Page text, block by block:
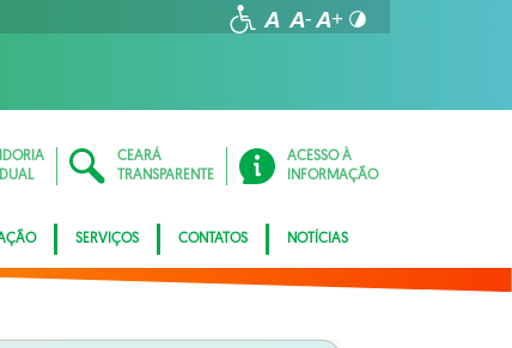
CEARÁ
TRANSPARENTE
ACESSO À
INFORMAÇÃO
SERVIÇOS CONTATOS NOTÍCIAS